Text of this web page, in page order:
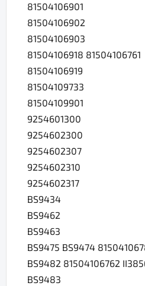
81504106901
81504106902
81504106903
81504106918 81504106761
81504106919
81504109733
81504109901
9254601300
9254602300
9254602307
9254602310
9254602317
BS9434
BS9462
BS9463
BS9475 BS9474
BS9482 81504106762
BS9483